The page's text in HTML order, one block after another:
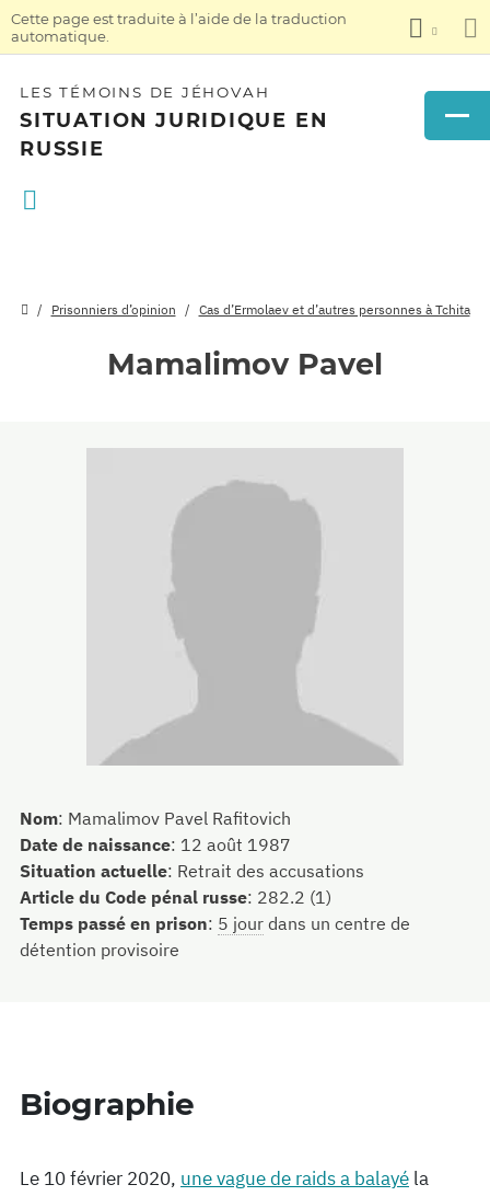
Cette page est traduite à l’aide de la traduction
automatique.
LES TÉMOINS DE JÉHOVAH
SITUATION JURIDIQUE EN
RUSSIE
Prisonniers d’opinion Cas d’Ermolaev et d’autres personnes à Tchita
Mamalimov Pavel
Nom: Mamalimov Pavel Rafitovich
Date de naissance: 12 août 1987
Situation actuelle: Retrait des accusations
Article du Code pénal russe: 282.2 (1)
Temps passé en prison: 5 jour dans un centre de
détention provisoire
Biographie
Le 10 février 2020, une vague de raids a balayé la